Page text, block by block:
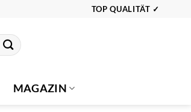
TOP QUALITÄT ✓
MAGAZIN